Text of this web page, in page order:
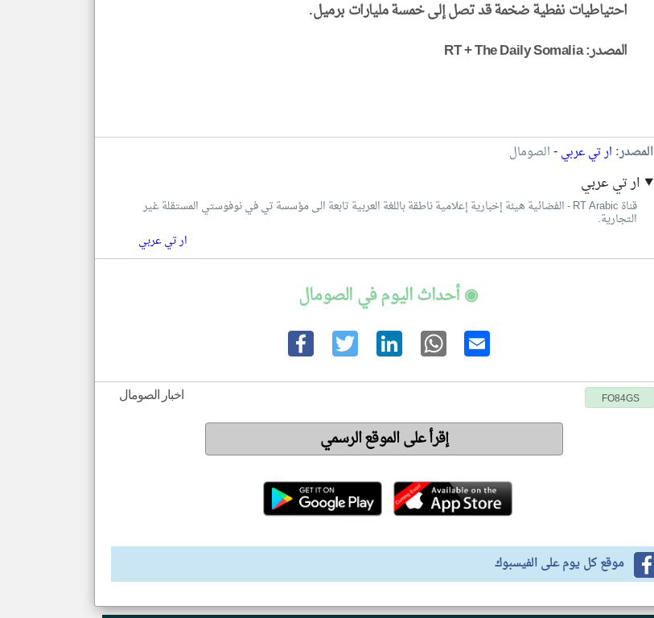
احتياطيات نفطية ضخمة قد تصل إلى خمسة مليارات برميل.
المصدر: RT + The Daily Somalia
المصدر: ار تي عربي-الصومال
ار تي عربي
قناة RT Arabic - الفضائية هيئة إخبارية إعلامية ناطقة باللغة العربية تابعة الى مؤسسة تي في نوفوستي المستقلة غير
التجارية.
ار تي عربي
◉ أحداث اليوم في الصومال
اخبار الصومال FO84GS
إقرأ على الموقع الرسمي
موقع كل يوم على الفيسبوك